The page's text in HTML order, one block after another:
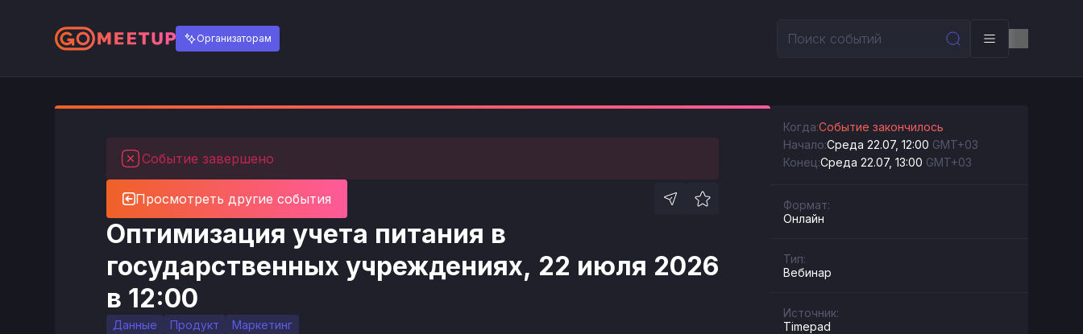
Организаторам
Событие завершено
Просмотреть другие события
Оптимизация учета питания в
государственных учреждениях, 22 июля 2026
в 12:00
Данные Продукт Маркетинг
Когда:Событие закончилось
Начало:Среда 22.07, 12:00 GMT+03
Конец:Среда 22.07, 13:00 GMT+03
Формат:
Онлайн
Тип:
Вебинар
Источник:
Timepad